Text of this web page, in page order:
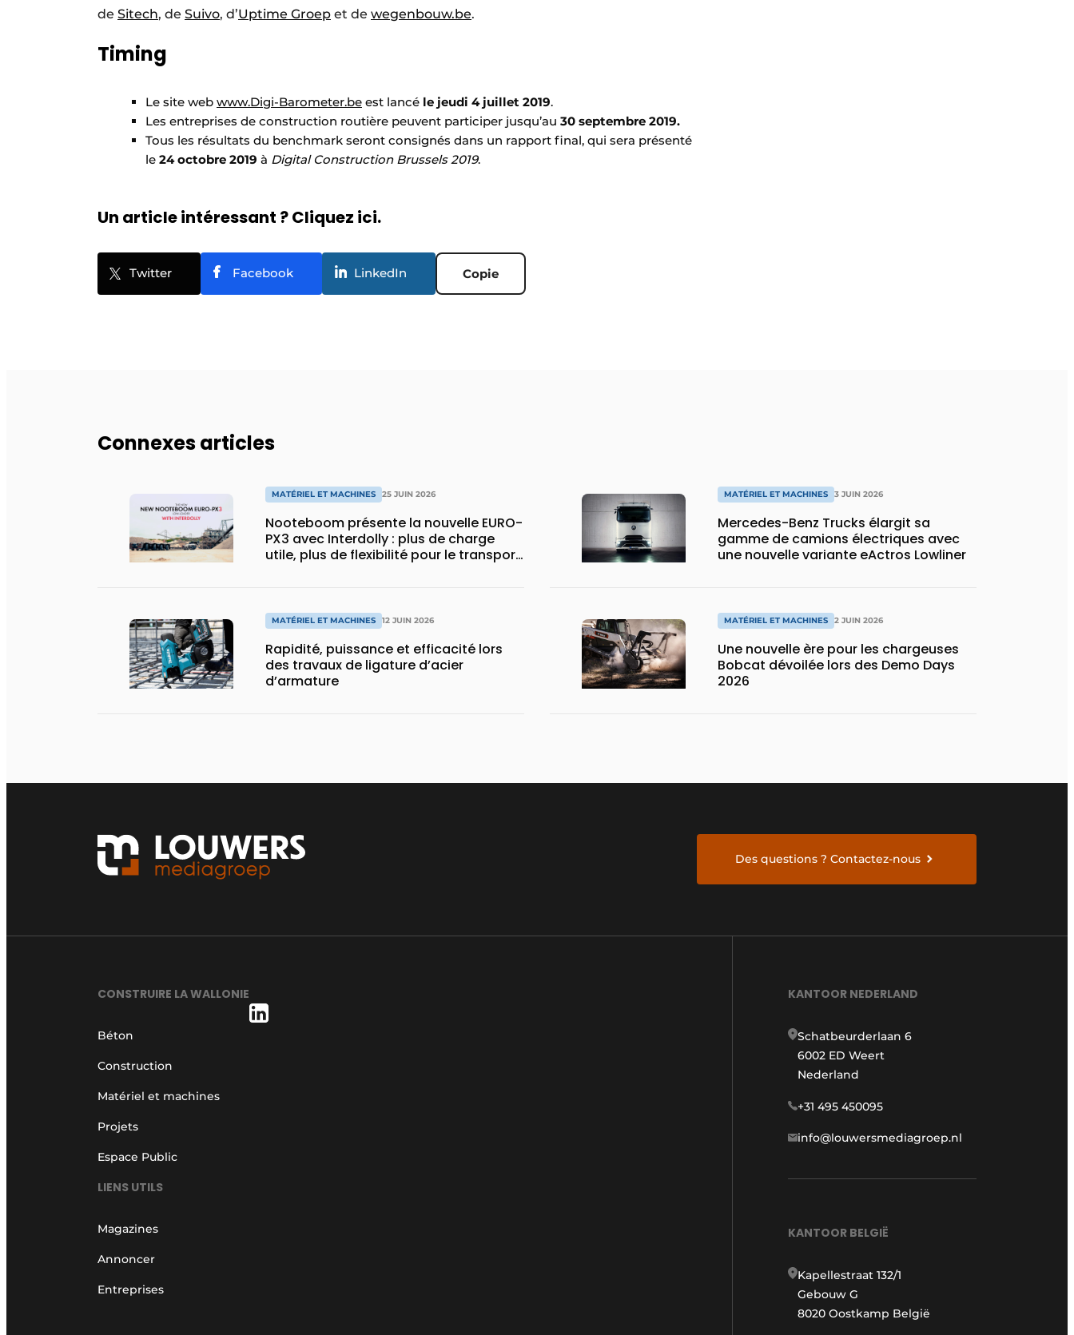
de Sitech, de Suivo, d’Uptime Groep et de wegenbouw.be.
Timing
Le site web www.Digi-Barometer.be est lancé le jeudi 4 juillet 2019.
Les entreprises de construction routière peuvent participer jusqu’au 30 septembre 2019.
Tous les résultats du benchmark seront consignés dans un rapport final, qui sera présenté
le 24 octobre 2019 à Digital Construction Brussels 2019.
Un article intéressant ? Cliquez ici.
Twitter Facebook LinkedIn Copie
Connexes articles
MATÉRIEL ET MACHINES 25 JUIN 2026
Nooteboom présente la nouvelle EURO-
PX3 avec Interdolly : plus de charge
utile, plus de flexibilité pour le transport
MATÉRIEL ET MACHINES 12 JUIN 2026
Rapidité, puissance et efficacité lors
des travaux de ligature d’acier
d’armature
MATÉRIEL ET MACHINES 3 JUIN 2026
Mercedes-Benz Trucks élargit sa
gamme de camions électriques avec
une nouvelle variante eActros Lowliner
MATÉRIEL ET MACHINES 2 JUIN 2026
Une nouvelle ère pour les chargeuses
Bobcat dévoilée lors des Demo Days
2026
Des questions ? Contactez-nous
CONSTRUIRE LA WALLONIE
Béton
Construction
Matériel et machines
Projets
Espace Public
LIENS UTILS
Magazines
Annoncer
Entreprises
KANTOOR NEDERLAND
Schatbeurderlaan 6
6002 ED Weert
Nederland
+31 495 450095
info@louwersmediagroep.nl
KANTOOR BELGIË
Kapellestraat 132/1
Gebouw G
8020 Oostkamp België